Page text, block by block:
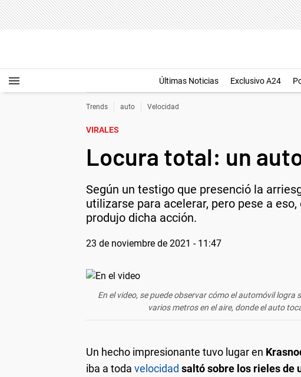
Últimas Noticias Exclusivo A24
Trends auto Velocidad
VIRALES
Locura total: un
Según un testigo que presenció la
utilizarse para acelerar, pero pese a
produjo dicha acción.
23 de noviembre de 2021 - 11:47
En el video, se puede observar cómo el automóvil
varios metros en el aire, donde el auto
Un hecho impresionante tuvo lugar en
iba a toda velocidad saltó sobre los rieles de